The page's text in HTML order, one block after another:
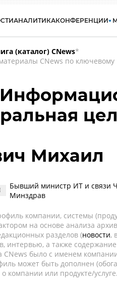
АНАЛИТИКАКОНФЕРЕНЦИИ
(каталог) CNews*
CNews по ключевому
Михаил
Бывший министр ИТ и связи
Минздрав
компании, системы
на основе анализа
разделов (новости,
интервью, а также
CNews было с именем
может быть дополнен
компании или продукте/услуге.